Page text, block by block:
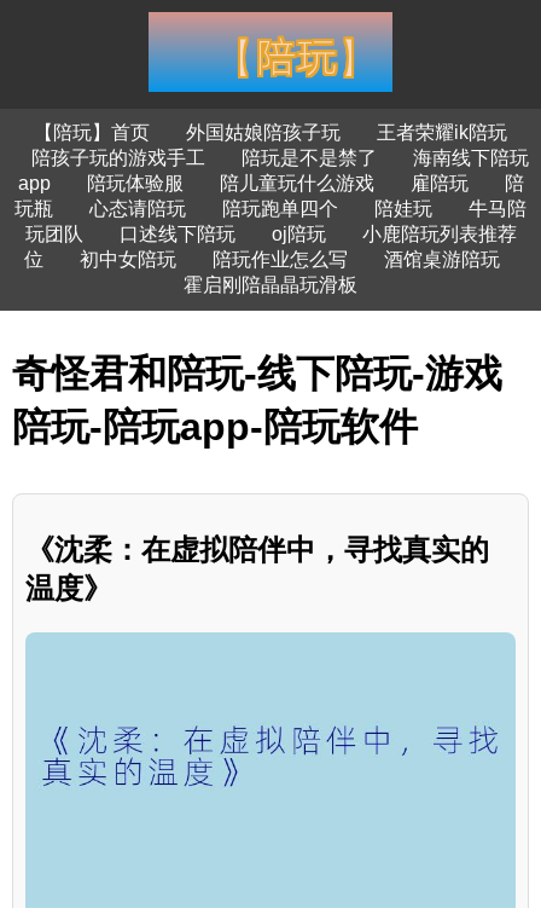
【陪玩】首页 外国姑娘陪孩子玩
王者荣耀ik陪玩
陪孩子玩的游戏手工
陪玩是不是禁了
海南线下陪玩
app
陪玩体验服 陪儿童玩什么游戏 雇陪玩
陪
玩瓶
心态请陪玩 陪玩跑单四个 陪娃玩
牛马陪
玩团队
口述线下陪玩 oj陪玩
小鹿陪玩列表推荐
位
初中女陪玩 陪玩作业怎么写
酒馆桌游陪玩
霍启刚陪晶晶玩滑板
奇怪君和陪玩-线下陪玩-游戏
陪玩-陪玩app-陪玩软件
《沈柔：在虚拟陪伴中，寻找真实的
温度》